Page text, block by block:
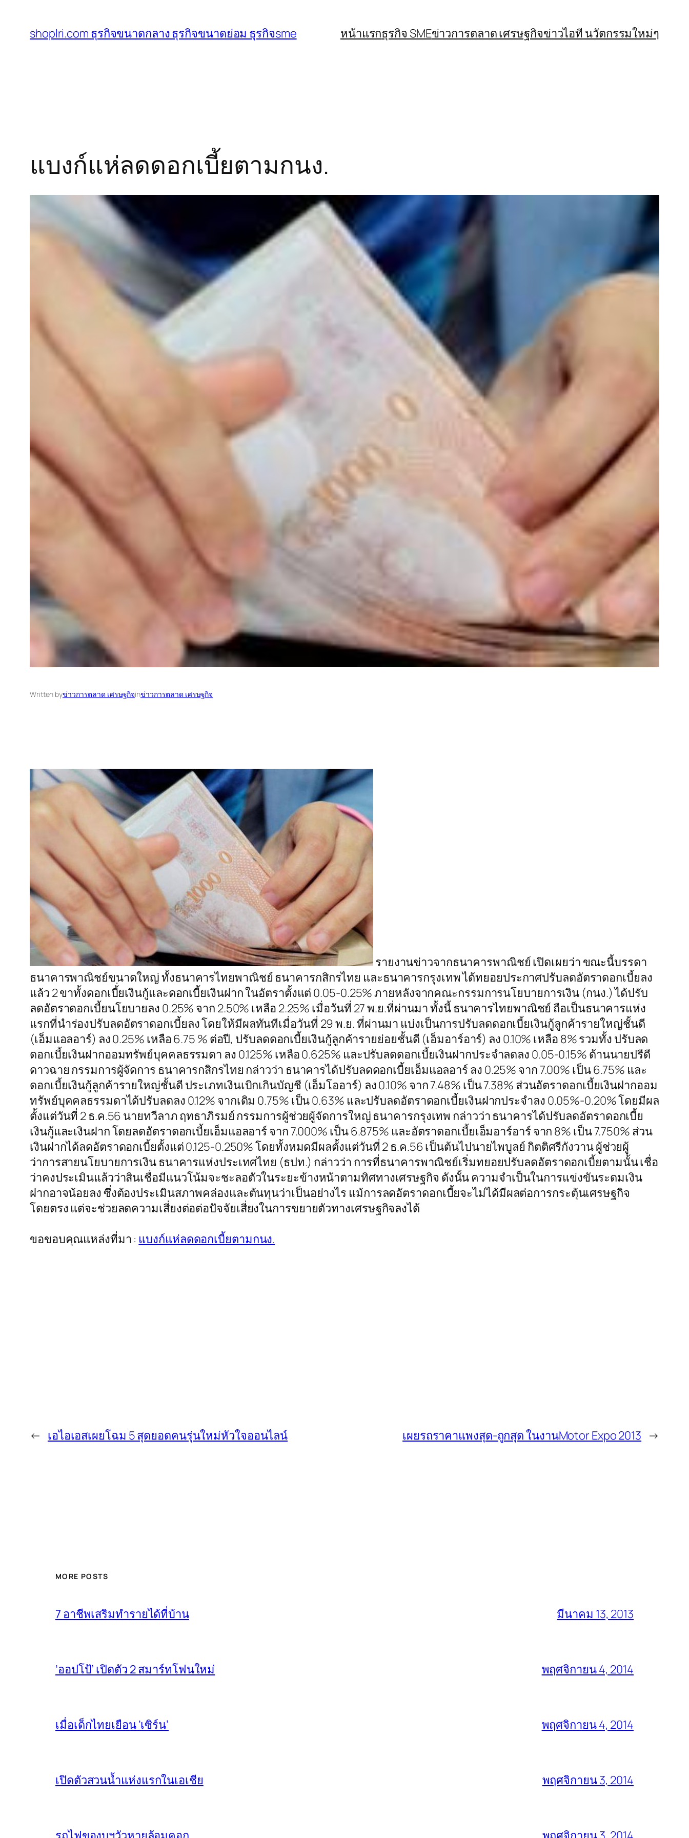
shoplri.com ธุรกิจขนาดกลาง ธุรกิจขนาดย่อม ธุรกิจsme หน้าแรกธุรกิจ SMEข่าวการตลาด เศรษฐกิจข่าวไอที นวัตกรรมใหม่ๆ
แบงก์แห่ลดดอกเบี้ยตามกนง.
Written byข่าวการตลาด เศรษฐกิจinข่าวการตลาด เศรษฐกิจ
รายงานข่าวจากธนาคารพาณิชย์ เปิดเผยว่า ขณะนี้บรรดา
ธนาคารพาณิชย์ขนาดใหญ่ ทั้งธนาคารไทยพาณิชย์ ธนาคารกสิกรไทย และธนาคารกรุงเทพ ได้ทยอยประกาศปรับลดอัตราดอกเบี้ยลง
แล้ว 2 ขาทั้งดอกเบี้่ยเงินกู้และดอกเบี้ยเงินฝาก ในอัตราตั้งแต่ 0.05-0.25% ภายหลังจากคณะกรรมการนโยบายการเงิน (กนง.) ได้ปรับ
ลดอัตราดอกเบี้ยนโยบายลง 0.25% จาก 2.50% เหลือ 2.25% เมื่อวันที่ 27 พ.ย.ที่ผ่านมา ทั้งนี้ ธนาคารไทยพาณิชย์ ถือเป็นธนาคารแห่ง
แรกที่นำร่องปรับลดอัตราดอกเบี้ยลง โดยให้มีผลทันทีเมื่อวันที่ 29 พ.ย. ที่ผ่านมา แบ่งเป็นการปรับลดดอกเบี้ยเงินกู้ลูกค้ารายใหญ่ชั้นดี
(เอ็มแอลอาร์) ลง 0.25% เหลือ 6.75 % ต่อปี, ปรับลดดอกเบี้ยเงินกู้ลูกค้ารายย่อยชั้นดี (เอ็มอาร์อาร์) ลง 0.10% เหลือ 8% รวมทั้ง ปรับลด
ดอกเบี้ยเงินฝากออมทรัพย์บุคคลธรรมดา ลง 0.125% เหลือ 0.625% และปรับลดดอกเบี้ยเงินฝากประจำลดลง 0.05-0.15% ด้านนายปรีดี
ดาวฉาย กรรมการผู้จัดการ ธนาคารกสิกรไทย กล่าวว่า ธนาคารได้ปรับลดดอกเบี้ยเอ็มแอลอาร์ ลง 0.25% จาก 7.00% เป็น 6.75% และ
ดอกเบี้ยเงินกู้ลูกค้ารายใหญ่ชั้นดี ประเภทเงินเบิกเกินบัญชี (เอ็มโออาร์) ลง 0.10% จาก 7.48% เป็น 7.38% ส่วนอัตราดอกเบี้ยเงินฝากออม
ทรัพย์บุคคลธรรมดาได้ปรับลดลง 0.12% จากเดิม 0.75% เป็น 0.63% และปรับลดอัตราดอกเบี้ยเงินฝากประจำลง 0.05%-0.20% โดยมีผล
ตั้งแต่วันที่ 2 ธ.ค.56 นายทวีลาภ ฤทธาภิรมย์ กรรมการผู้ช่วยผู้จัดการใหญ่ ธนาคารกรุงเทพ กล่าวว่า ธนาคารได้ปรับลดอัตราดอกเบี้ย
เงินกู้และเงินฝาก โดยลดอัตราดอกเบี้ยเอ็มแอลอาร์ จาก 7.000% เป็น 6.875% และอัตราดอกเบี้ยเอ็มอาร์อาร์ จาก 8% เป็น 7.750% ส่วน
เงินฝากได้ลดอัตราดอกเบี้ยตั้งแต่ 0.125-0.250% โดยทั้งหมดมีผลตั้งแต่วันที่ 2 ธ.ค.56 เป็นต้นไปนายไพบูลย์ กิตติศรีกังวาน ผู้ช่วยผู้
ว่าการสายนโยบายการเงิน ธนาคารแห่งประเทศไทย (ธปท.) กล่าวว่า การที่ธนาคารพาณิชย์เริ่มทยอยปรับลดอัตราดอกเบี้ยตามนั้น เชื่อ
ว่าคงประเมินแล้วว่าสินเชื่อมีแนวโน้มจะชะลอตัวในระยะข้างหน้าตามทิศทางเศรษฐกิจ ดังนั้น ความจำเป็นในการแข่งขันระดมเงิน
ฝากอาจน้อยลง ซึ่งต้องประเมินสภาพคล่องและต้นทุนว่าเป็นอย่างไร แม้การลดอัตราดอกเบี้ยจะไม่ได้มีผลต่อการกระตุ้นเศรษฐกิจ
โดยตรง แต่จะช่วยลดความเสี่ยงต่อต่อปัจจัยเสี่ยงในการขยายตัวทางเศรษฐกิจลงได้
ขอขอบคุณแหล่งที่มา : แบงก์แห่ลดดอกเบี้ยตามกนง.
← เอไอเอสเผยโฉม 5 สุดยอดคนรุ่นใหม่หัวใจออนไลน์ เผยรถราคาแพงสุด-ถูกสุด ในงานMotor Expo 2013 →
MORE POSTS
7 อาชีพเสริมทำรายได้ที่บ้าน มีนาคม 13, 2013
‘ออปโป้’ เปิดตัว 2 สมาร์ทโฟนใหม่ พฤศจิกายน 4, 2014
เมื่อเด็กไทยเยือน ‘เซิร์น’ พฤศจิกายน 4, 2014
เปิดตัวสวนน้ำแห่งแรกในเอเชีย พฤศจิกายน 3, 2014